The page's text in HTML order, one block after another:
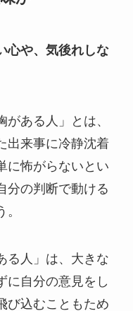
心や、気後れしな
ある人」とは、
出来事に冷静沈着
に怖がらないとい
分の判断で動ける
る人」は、大きな
に自分の意見をし
び込むこともため